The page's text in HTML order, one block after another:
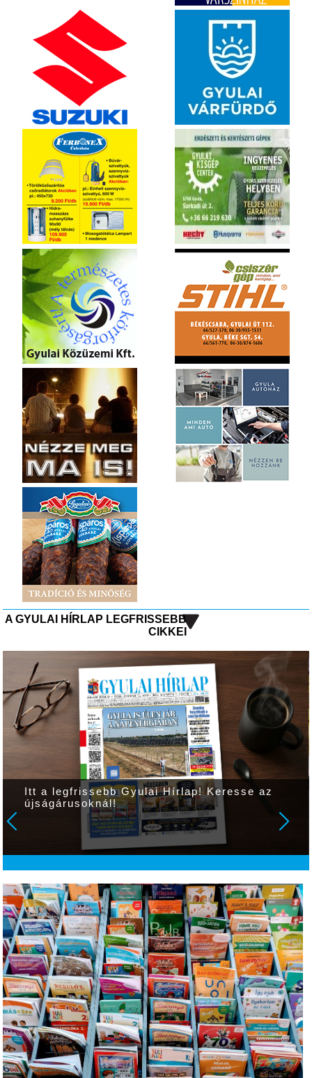
A GYULAI HÍRLAP LEGFRISSEBB
CIKKEI
Itt a legfrissebb Gyulai Hírlap! Keresse az
újságárusoknál!